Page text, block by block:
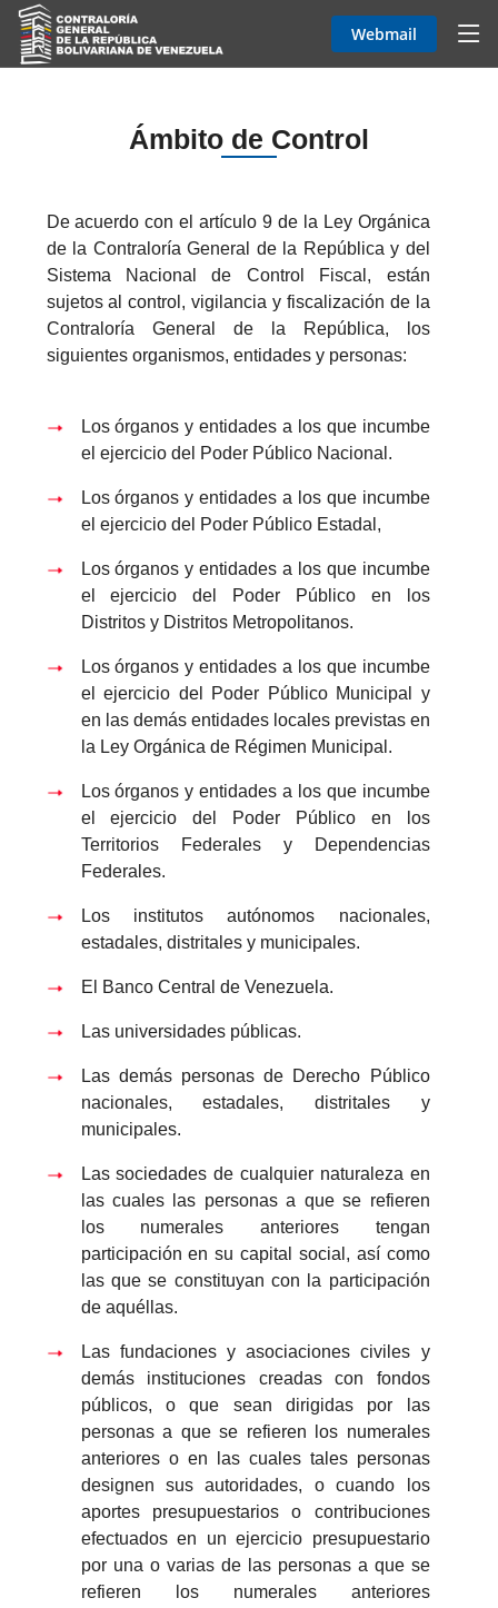
Webmail
Ámbito de Control
De acuerdo con el artículo 9 de la Ley Orgánica
de la Contraloría General de la República y del
Sistema Nacional de Control Fiscal, están
sujetos al control, vigilancia y fiscalización de la
Contraloría General de la República, los
siguientes organismos, entidades y personas:
Los órganos y entidades a los que incumbe
el ejercicio del Poder Público Nacional.
Los órganos y entidades a los que incumbe
el ejercicio del Poder Público Estadal,
Los órganos y entidades a los que incumbe
el ejercicio del Poder Público en los
Distritos y Distritos Metropolitanos.
Los órganos y entidades a los que incumbe
el ejercicio del Poder Público Municipal y
en las demás entidades locales previstas en
la Ley Orgánica de Régimen Municipal.
Los órganos y entidades a los que incumbe
el ejercicio del Poder Público en los
Territorios Federales y Dependencias
Federales.
Los institutos autónomos nacionales,
estadales, distritales y municipales.
El Banco Central de Venezuela.
Las universidades públicas.
Las demás personas de Derecho Público
nacionales, estadales, distritales y
municipales.
Las sociedades de cualquier naturaleza en
las cuales las personas a que se refieren
los numerales anteriores tengan
participación en su capital social, así como
las que se constituyan con la participación
de aquéllas.
Las fundaciones y asociaciones civiles y
demás instituciones creadas con fondos
públicos, o que sean dirigidas por las
personas a que se refieren los numerales
anteriores o en las cuales tales personas
designen sus autoridades, o cuando los
aportes presupuestarios o contribuciones
efectuados en un ejercicio presupuestario
por una o varias de las personas a que se
refieren los numerales anteriores